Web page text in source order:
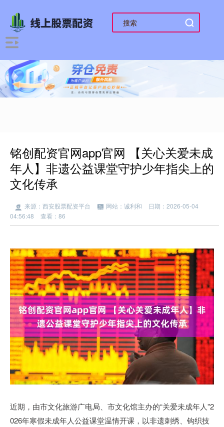
铭创配资官网app官网 【关心关爱未成
年人】非遗公益课堂守护少年指尖上的
文化传承
来源：西安股票配资平台 网站：诚利和
日期：2026-05-04
04:56:48
查看：86
近期，由市文化旅游广电局、市文化馆主办的“关爱未成年人”2
026年寒假未成年人公益课堂温情开课，以非遗刺绣、钩织技